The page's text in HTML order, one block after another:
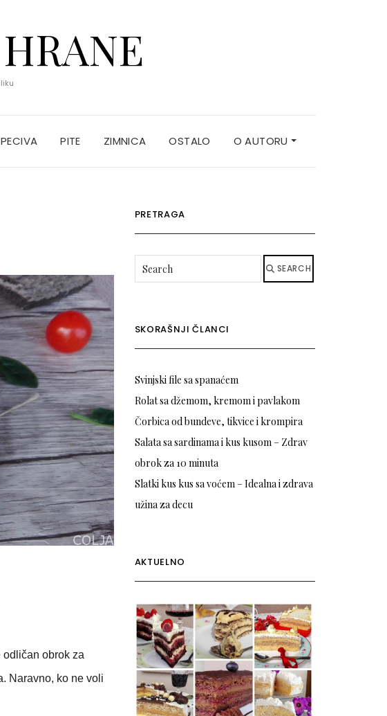
PITE ZIMNICA OSTALO O AUTORU
obrok za
Naravno, ko ne voli
PRETRAGA
SEARCH
SKORAŠNJI ČLANCI
Svinjski file sa spanaćem
Rolat sa džemom, kremom i pavlakom
Čorbica od bundeve, tikvice i krompira
Salata sa sardinama i kus kusom – Zdrav
obrok za 10 minuta
Slatki kus kus sa voćem – Idealna i zdrava
užina za decu
AKTUELNO